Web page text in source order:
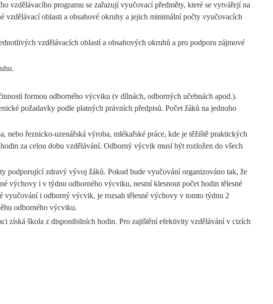
vzdělávacího programu se zařazují vyučovací předměty, které se vytvářejí na
vzdělávací oblasti a obsahové okruhy a jejich minimální počty vyučovacích
vzdělávacích oblastí a obsahových okruhů a pro podporu zájmové
formou odborného výcviku (v dílnách, odborných učebnách apod.).
požadavky podle platných právních předpisů. Počet žáků na jednoho
řeznicko-uzenářská výroba, mlékařské práce, kde je těžiště praktických
za celou dobu vzdělávání. Odborný výcvik musí být rozložen do všech
podporující zdravý vývoj žáků. Pokud bude vyučování organizováno tak, že
výchovy i v týdnu odborného výcviku, nesmí klesnout počet hodin tělesné
i odborný výcvik, je rozsah tělesné výchovy v tomto týdnu 2
odborného výcviku.
získá škola z disponibilních hodin. Pro zajištění efektivity vzdělávání v cizích